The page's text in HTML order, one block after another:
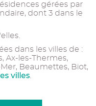
gérées par
dont 3 dans le
dans les villes de :
Ax-les-Thermes,
Beaumettes, Biot,
villes.